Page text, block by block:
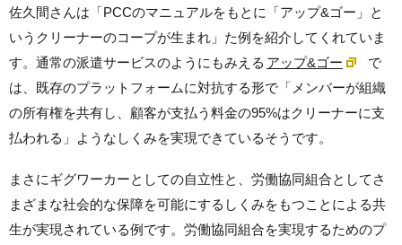
佐久間さんは「PCCのマニュアルをもとに「アップ&ゴー」と
いうクリーナーのコープが生まれ」た例を紹介してくれていま
す。通常の派遣サービスのようにもみえる アップ&ゴー
で
は、既存のプラットフォームに対抗する形で「メンバーが組織
の所有権を共有し、顧客が支払う料金の95%はクリーナーに支
払われる」ようなしくみを実現できているそうです。
まさにギグワーカーとしての自立性と、労働協同組合としてさ
まざまな社会的な保障を可能にするしくみをもつことによる共
生が実現されている例です。労働協同組合を実現するためのプ